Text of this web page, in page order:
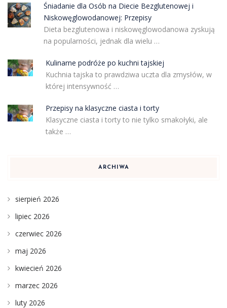
Śniadanie dla Osób na Diecie Bezglutenowej i
Niskowęglowodanowej: Przepisy
Dieta bezglutenowa i niskowęglowodanowa zyskują
na popularności, jednak dla wielu …
Kulinarne podróże po kuchni tajskiej
Kuchnia tajska to prawdziwa uczta dla zmysłów, w
której intensywność …
Przepisy na klasyczne ciasta i torty
Klasyczne ciasta i torty to nie tylko smakołyki, ale
także …
ARCHIWA
sierpień 2026
lipiec 2026
czerwiec 2026
maj 2026
kwiecień 2026
marzec 2026
luty 2026